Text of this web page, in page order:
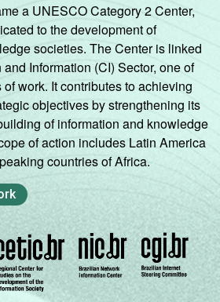
a UNESCO Category 2 Center,
to the development of
societies. The Center is linked
Information (CI) Sector, one of
of work. It contributes to achieving
objectives by strengthening its
of information and knowledge
of action includes Latin America
countries of Africa.